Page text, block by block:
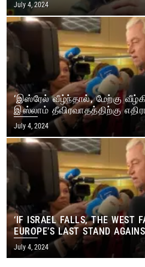
July 4, 2024
‘இஸ்ரேல் வீழ்ந்தால், மேற்கு
இஸ்லாம் தீவிரவாதத்திற்கு
நிலைப்பாடு – கருத்து
July 4, 2024
‘IF ISRAEL FALLS, THE WEST
EUROPE’S LAST STAND
OPINION
July 4, 2024